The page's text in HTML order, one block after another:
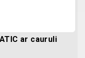
ar cauruli